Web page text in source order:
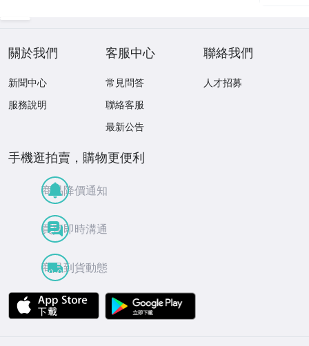
關於我們
新聞中心
服務說明
客服中心
常見問答
聯絡客服
最新公告
聯絡我們
人才招募
手機逛拍賣，購物更便利
商品降價通知
買賣即時溝通
商品到貨動態
APP Store